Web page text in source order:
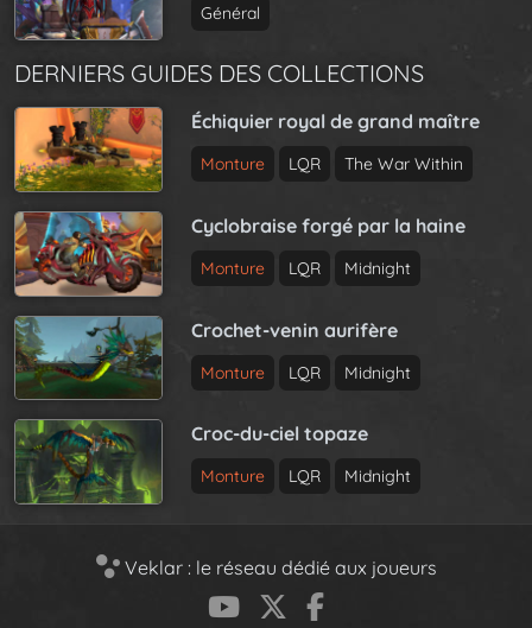
Général
DERNIERS GUIDES DES COLLECTIONS
Échiquier royal de grand maître
Monture LQR The War Within
Cyclobraise forgé par la haine
Monture LQR Midnight
Crochet-venin aurifère
Monture LQR Midnight
Croc-du-ciel topaze
Monture LQR Midnight
Veklar : le réseau dédié aux joueurs